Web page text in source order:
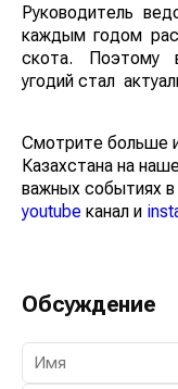
Руководитель
каждым годом
скота. Поэтому
угодий стал
Смотрите больше
Казахстана на
важных событиях в
youtube канал и
Обсуждение